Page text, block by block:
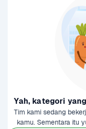
Yah, kategori
Tim kami sedang
kamu. Sementara itu